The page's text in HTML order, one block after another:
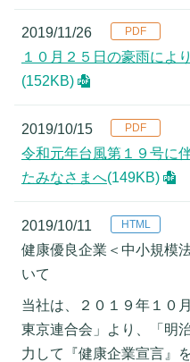
2019/11/26
１０月２５日の豪雨によ
(152KB)
2019/10/15
令和元年台風第１９号に
たみなさまへ(149KB)
2019/10/11
健康優良企業＜中小規模
いて
当社は、２０１９年１０
東京連合会」より、「明
力して『健康企業宣言』